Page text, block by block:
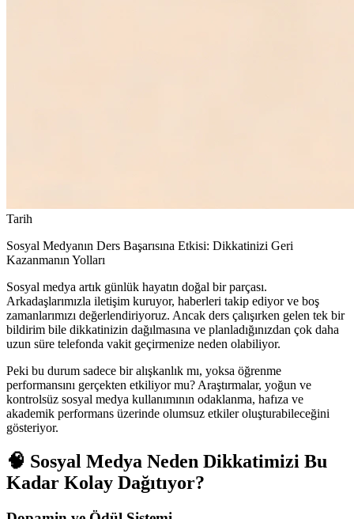
Tarih
Sosyal Medyanın Ders Başarısına Etkisi: Dikkatinizi Geri
Kazanmanın Yolları
Sosyal medya artık günlük hayatın doğal bir parçası.
Arkadaşlarımızla iletişim kuruyor, haberleri takip ediyor ve boş
zamanlarımızı değerlendiriyoruz. Ancak ders çalışırken gelen tek bir
bildirim bile dikkatinizin dağılmasına ve planladığınızdan çok daha
uzun süre telefonda vakit geçirmenize neden olabiliyor.
Peki bu durum sadece bir alışkanlık mı, yoksa öğrenme
performansını gerçekten etkiliyor mu? Araştırmalar, yoğun ve
kontrolsüz sosyal medya kullanımının odaklanma, hafıza ve
akademik performans üzerinde olumsuz etkiler oluşturabileceğini
gösteriyor.
🧠 Sosyal Medya Neden Dikkatimizi Bu
Kadar Kolay Dağıtıyor?